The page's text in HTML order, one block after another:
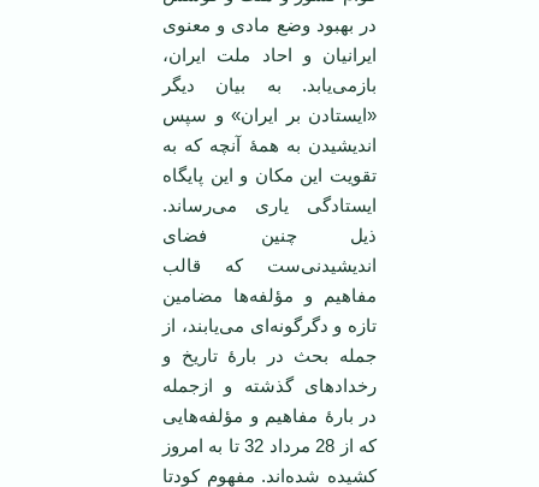
در بهبود وضع مادی و معنوی
ایرانیان و احاد ملت ایران،
بازمی‌یابد. به بیان دیگر
«ایستادن بر ایران» و سپس
اندیشیدن به همۀ آنچه که به
تقویت این مکان و این پایگاه
ایستادگی یاری می‌رساند.
ذیل چنین فضای
اندیشیدنی‌ست که قالب
مفاهیم و مؤلفه‌ها مضامین
تازه و دگرگونه‌ای می‌یابند، از
جمله بحث در بارۀ تاریخ و
رخدادهای گذشته و ازجمله
در بارۀ مفاهیم و مؤلفه‌هایی
که از 28 مرداد 32 تا به امروز
کشیده شده‌اند. مفهوم کودتا